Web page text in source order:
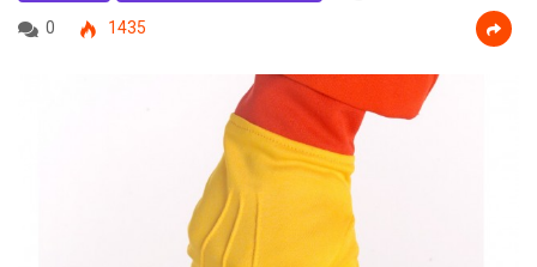
0
1435